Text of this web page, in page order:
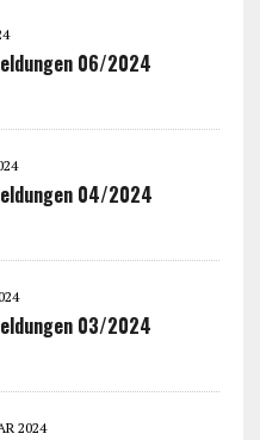
06/2024
04/2024
03/2024
2024